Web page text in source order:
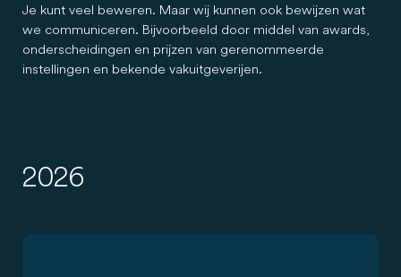
Je kunt veel beweren. Maar wij kunnen ook bewijzen wat
we communiceren. Bijvoorbeeld door middel van awards,
onderscheidingen en prijzen van gerenommeerde
instellingen en bekende vakuitgeverijen.
2026